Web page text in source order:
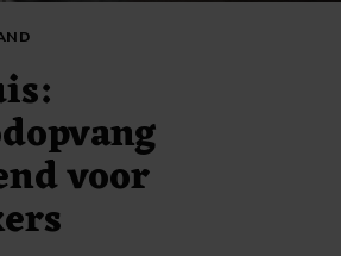
voor